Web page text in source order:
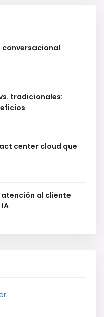
conversacional
tradicionales:
center cloud que
al cliente